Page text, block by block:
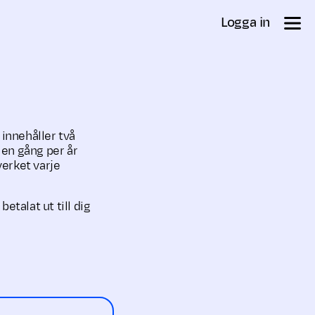
Logga in
två
gång per år
varje
betalat ut till dig